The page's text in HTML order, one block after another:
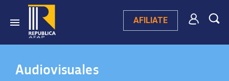
AFILIATE
Audiovisuales